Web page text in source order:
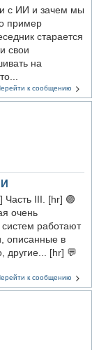
с ИИ и зачем мы
пример
старается
свои
на
к сообщению
III. [hr] 🟣
очень
работают
описанные в
другие... [hr] 💬
к сообщению